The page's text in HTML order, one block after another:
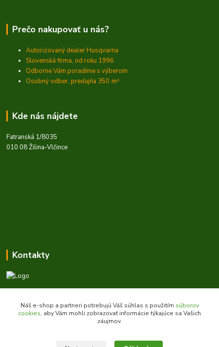
Prečo nakupovať u nás?
Autorizovaný dealer Husqvarna
Slovenská firma, od roku 1996
Odborne Vám poradíme s výberom
Osobný odber, predajňa 350 m²
Kde nás nájdete
Fatranská 1/8035
010 08 Žilina-Vlčince
Kontakty
Zákaznícka podpora daes.sk
+421 903 707 668
(Po-Pia, 8-16 hod.)
Náš e-shop a partneri potrebujú Váš súhlas s použitím súborov
cookies, aby Vám mohli zobrazovať informácie týkajúce sa Vašich
záujmov.